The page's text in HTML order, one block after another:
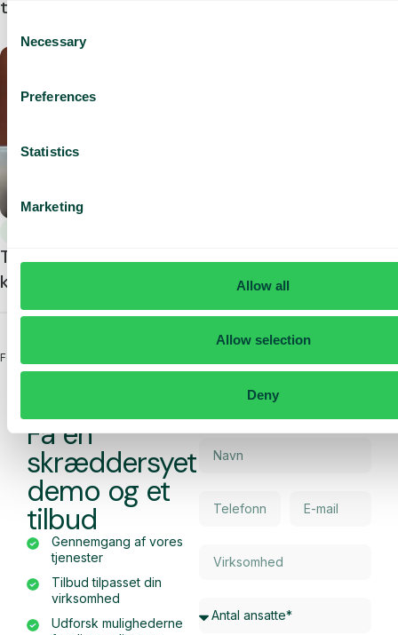
Selection
Necessary
Preferences
Statistics
Marketing
Allow all
Allow selection
Deny
telefonlicenser
Telavox live chat – mere salg, flere leads, højere
kundetilfredshed
Forrige
Få en
skræddersyet
demo og et
tilbud
Gennemgang af vores
tjenester
Tilbud tilpasset din
virksomhed
Udforsk mulighederne